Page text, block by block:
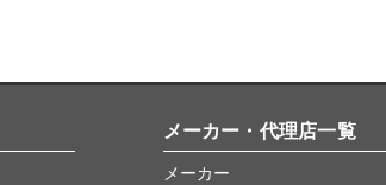
メーカー・代理店一覧
メーカー